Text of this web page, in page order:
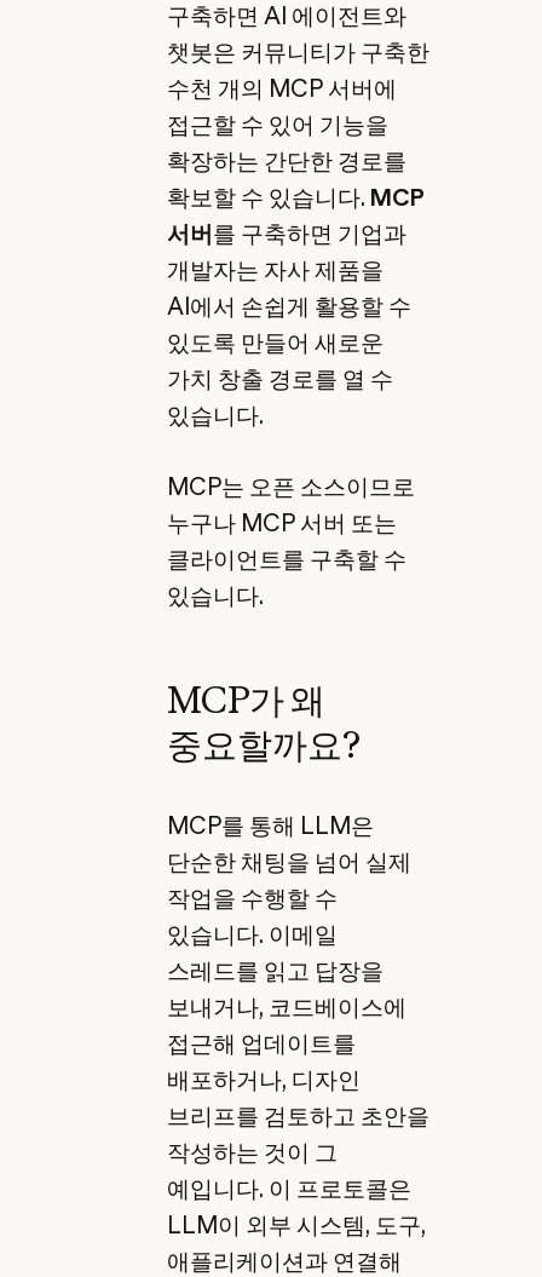
구축하면 AI 에이전트와
챗봇은 커뮤니티가 구축한
수천 개의 MCP 서버에
접근할 수 있어 기능을
확장하는 간단한 경로를
확보할 수 있습니다. MCP
서버를 구축하면 기업과
개발자는 자사 제품을
AI에서 손쉽게 활용할 수
있도록 만들어 새로운
가치 창출 경로를 열 수
있습니다.
MCP는 오픈 소스이므로
누구나 MCP 서버 또는
클라이언트를 구축할 수
있습니다.
MCP가 왜
중요할까요?
MCP를 통해 LLM은
단순한 채팅을 넘어 실제
작업을 수행할 수
있습니다. 이메일
스레드를 읽고 답장을
보내거나, 코드베이스에
접근해 업데이트를
배포하거나, 디자인
브리프를 검토하고 초안을
작성하는 것이 그
예입니다. 이 프로토콜은
LLM이 외부 시스템, 도구,
애플리케이션과 연결해